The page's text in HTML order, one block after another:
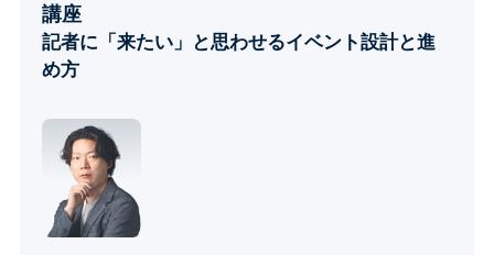
講座
記者に「来たい」と思わせるイベント設計と進
め方